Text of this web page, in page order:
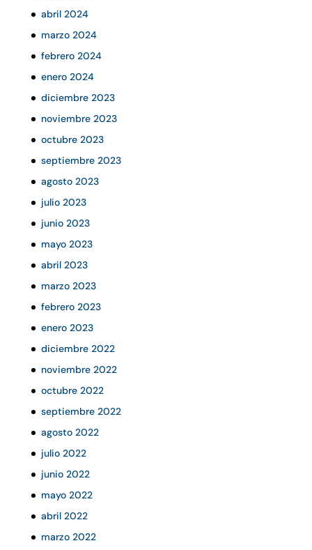
abril 2024
marzo 2024
febrero 2024
enero 2024
diciembre 2023
noviembre 2023
octubre 2023
septiembre 2023
agosto 2023
julio 2023
junio 2023
mayo 2023
abril 2023
marzo 2023
febrero 2023
enero 2023
diciembre 2022
noviembre 2022
octubre 2022
septiembre 2022
agosto 2022
julio 2022
junio 2022
mayo 2022
abril 2022
marzo 2022